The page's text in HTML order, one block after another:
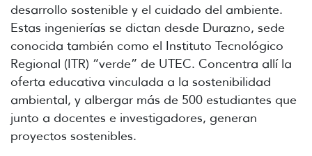
desarrollo sostenible y el cuidado del ambiente.
Estas ingenierías se dictan desde Durazno, sede
conocida también como el Instituto Tecnológico
Regional (ITR) “verde” de UTEC. Concentra allí la
oferta educativa vinculada a la sostenibilidad
ambiental, y albergar más de 500 estudiantes que
junto a docentes e investigadores, generan
proyectos sostenibles.